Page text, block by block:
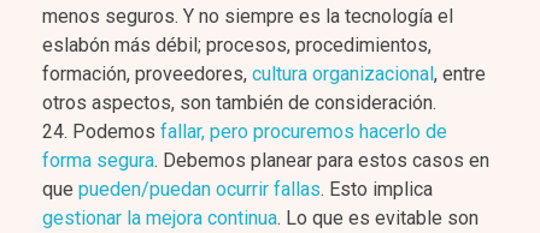
menos seguros. Y no siempre es la tecnología el
eslabón más débil; procesos, procedimientos,
formación, proveedores, cultura organizacional, entre
otros aspectos, son también de consideración.
Podemos fallar, pero procuremos hacerlo de
forma segura. Debemos planear para estos casos en
que pueden/puedan ocurrir fallas. Esto implica
gestionar la mejora continua. Lo que es evitable son